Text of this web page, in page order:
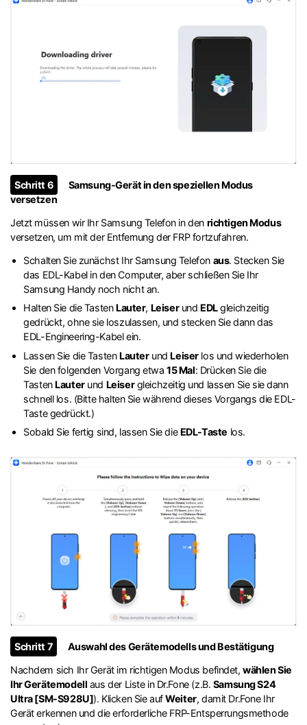
Schritt 6
Samsung-Gerät in den speziellen Modus
versetzen
Jetzt müssen wir Ihr Samsung Telefon in den richtigen Modus
versetzen, um mit der Entfernung der FRP fortzufahren.
Schalten Sie zunächst Ihr Samsung Telefon aus. Stecken Sie
das EDL-Kabel in den Computer, aber schließen Sie Ihr
Samsung Handy noch nicht an.
Halten Sie die Tasten Lauter, Leiserund EDLgleichzeitig
gedrückt, ohne sie loszulassen, und stecken Sie dann das
EDL-Engineering-Kabel ein.
Lassen Sie die Tasten Lauterund Leiserlos und wiederholen
Sie den folgenden Vorgang etwa15 Mal: Drücken Sie die
Tasten Lauterund Leisergleichzeitig und lassen Sie sie dann
schnell los. (Bitte halten Sie während dieses Vorgangs die EDL-
Taste gedrückt.)
Sobald Sie fertig sind, lassen Sie die EDL-Taste los.
Schritt 7
Auswahl des Gerätemodells und Bestätigung
Nachdem sich Ihr Gerät im richtigen Modus befindet,wählen Sie
Ihr Gerätemodell aus der Liste in Dr.Fone (z.B. Samsung S24
Ultra [SM-S928U]). Klicken Sie aufWeiter, damit Dr.Fone Ihr
Gerät erkennen und die erforderliche FRP-Entsperrungsmethode